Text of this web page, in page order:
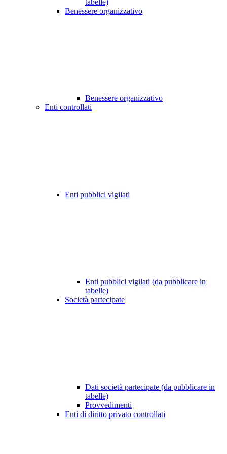
tabelle)
Benessere organizzativo
Benessere organizzativo
Enti controllati
Enti pubblici vigilati
Enti pubblici vigilati (da pubblicare in
tabelle)
Società partecipate
Dati società partecipate (da pubblicare in
tabelle)
Provvedimenti
Enti di diritto privato controllati